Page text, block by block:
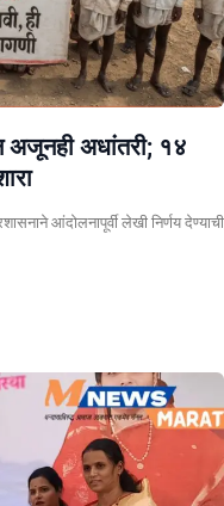
अजूनही अधांतरी; १४
आंदोलनापूर्वी लेखी निर्णय देण्याची